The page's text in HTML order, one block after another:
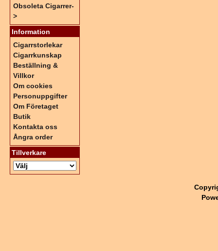
Obsoleta Cigarrer-
>
Information
Cigarrstorlekar
Cigarrkunskap
Beställning &
Villkor
Om cookies
Personuppgifter
Om Företaget
Butik
Kontakta oss
Ångra order
Tillverkare